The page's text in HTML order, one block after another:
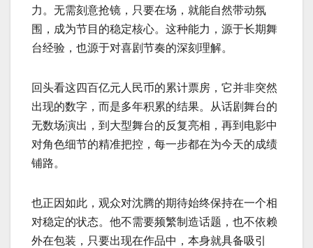
力。无需刻意抢镜，只要在场，就能自然带动氛
围，成为节目的稳定核心。这种能力，源于长期舞
台经验，也源于对喜剧节奏的深刻理解。
回头看这四百亿元人民币的累计票房，它并非突然
出现的数字，而是多年积累的结果。从话剧舞台的
无数场演出，到大型舞台的反复亮相，再到电影中
对角色细节的精准把控，每一步都在为今天的成绩
铺路。
也正因如此，观众对沈腾的期待始终保持在一个相
对稳定的状态。他不需要频繁制造话题，也不依赖
外在包装，只要出现在作品中，本身就具备吸引